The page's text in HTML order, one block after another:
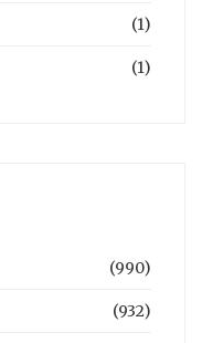
(1)
(1)
(990)
(932)